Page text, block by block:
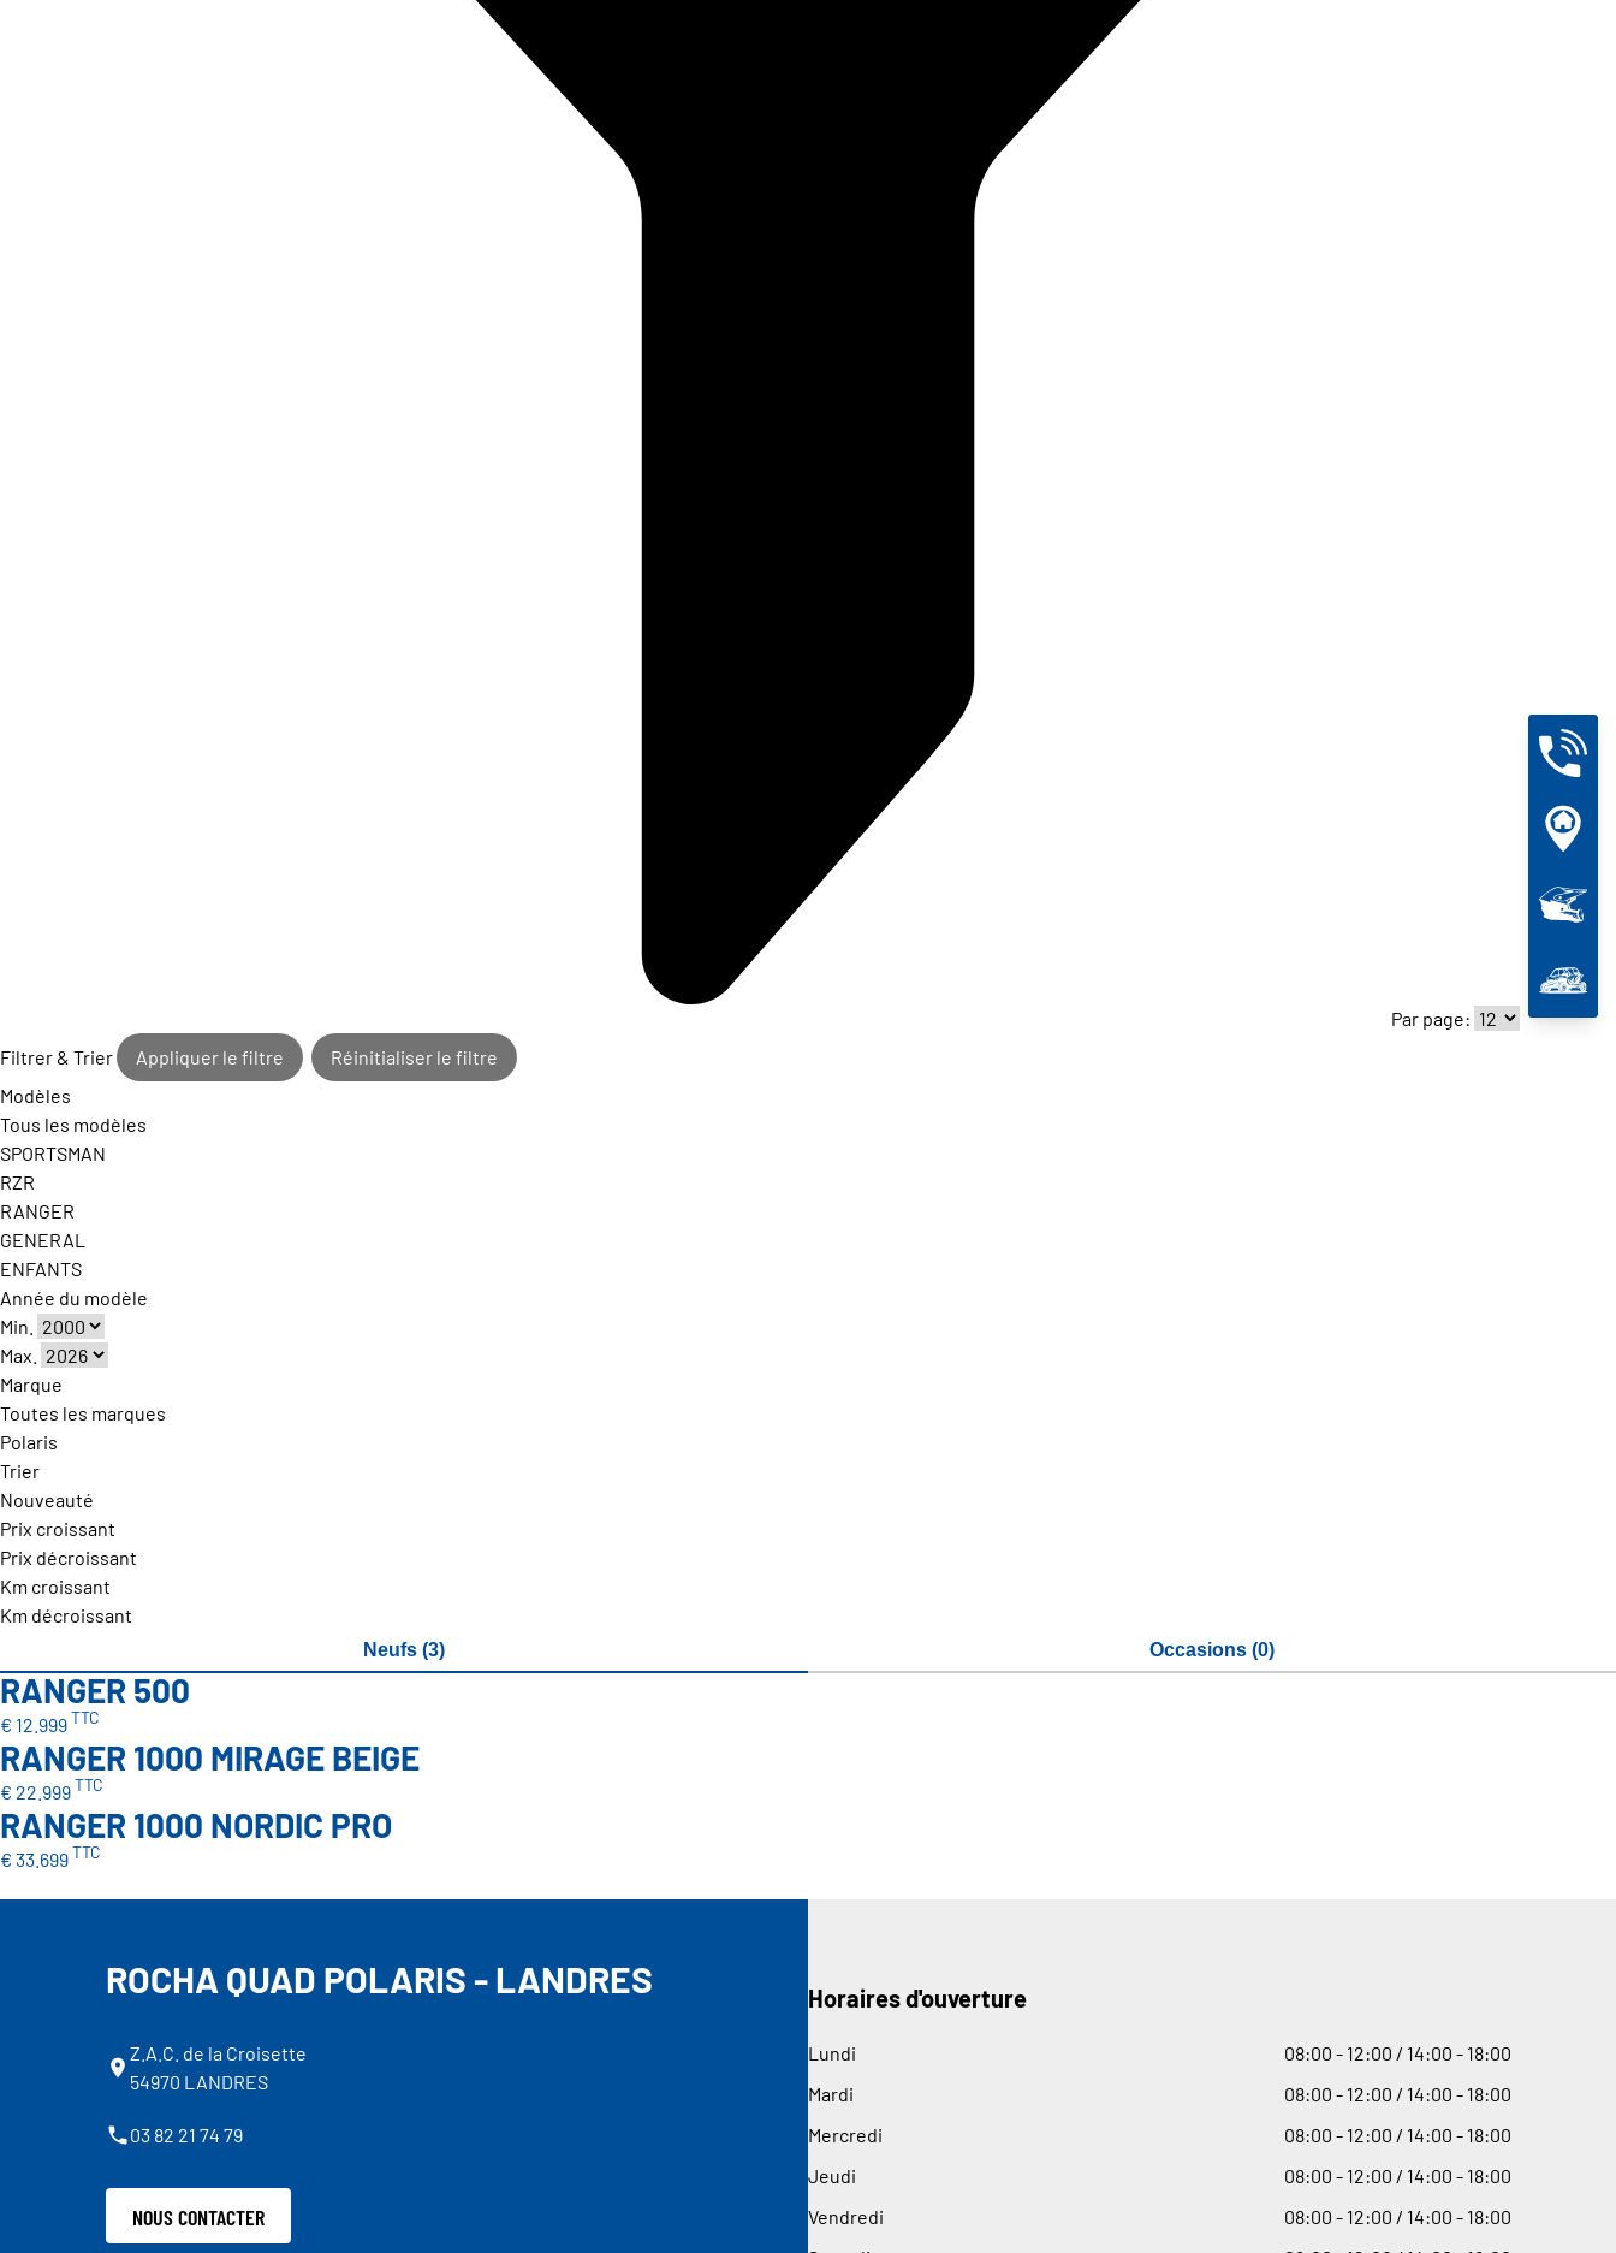
Par page:
Filtrer & Trier
Appliquer le filtre
Réinitialiser le filtre
Modèles
Tous les modèles
SPORTSMAN
RZR
RANGER
GENERAL
ENFANTS
Année du modèle
Min.
Max.
Marque
Toutes les marques
Polaris
Trier
Nouveauté
Prix croissant
Prix décroissant
Km croissant
Km décroissant
Neufs (3) Occasions (0)
RANGER 500
€ 12.999TTC
RANGER 1000 MIRAGE BEIGE
€ 22.999TTC
RANGER 1000 NORDIC PRO
€ 33.699TTC
ROCHA QUAD POLARIS - LANDRES
Z.A.C. de la Croisette
54970 LANDRES
03 82 21 74 79
NOUS CONTACTER
Horaires d'ouverture
Lundi 08:00 - 12:00 / 14:00 - 18:00
Mardi
08:00 - 12:00 / 14:00 - 18:00
Mercredi
08:00 - 12:00 / 14:00 - 18:00
Jeudi
08:00 - 12:00 / 14:00 - 18:00
Vendredi
08:00 - 12:00 / 14:00 - 18:00